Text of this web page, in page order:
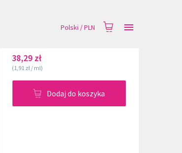
Polski /PLN
38,29 zł
(1,91 zł/ ml)
Dodaj do koszyka